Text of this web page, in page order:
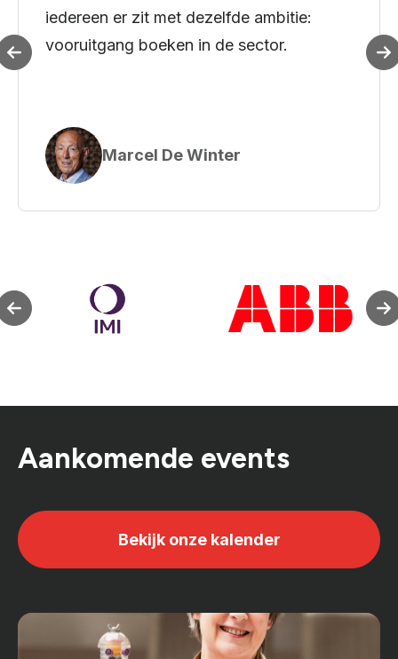
iedereen er zit met dezelfde ambitie:
vooruitgang boeken in de sector.
Marcel De Winter
Aankomende events
Bekijk onze kalender